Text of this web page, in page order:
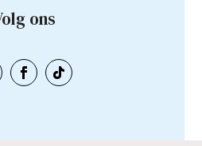
ons